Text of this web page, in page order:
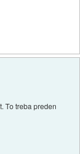
To treba preden